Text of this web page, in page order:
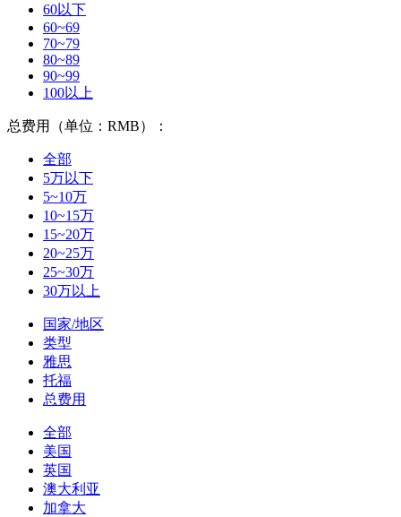
60以下
60~69
70~79
80~89
90~99
100以上
总费用（单位：RMB）：
全部
5万以下
5~10万
10~15万
15~20万
20~25万
25~30万
30万以上
国家/地区
类型
雅思
托福
总费用
全部
美国
英国
澳大利亚
加拿大